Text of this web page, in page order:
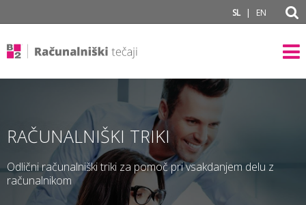
SL | EN
RAČUNALNIŠKI TRIKI
Odlični računalniški triki za pomoč pri vsakdanjem delu z
računalnikom